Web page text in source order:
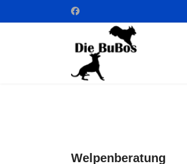
Welpenberatung